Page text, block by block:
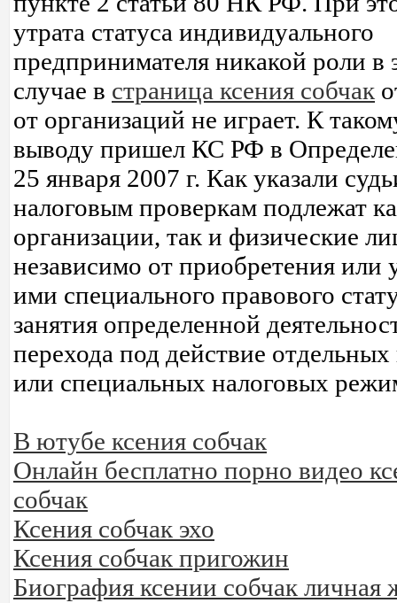
утрата статуса индивидуального
предпринимателя никакой роли в
случае в страница ксения собчак
от организаций не играет. К
выводу пришел КС РФ в
25 января 2007 г. Как указали
налоговым проверкам подлежат
организации, так и физические
независимо от приобретения или
ими специального правового
занятия определенной
перехода под действие отдельных
или специальных налоговых
В ютубе ксения собчак
Онлайн бесплатно порно видео
собчак
Ксения собчак эхо
Ксения собчак пригожин
Биография ксении собчак личная